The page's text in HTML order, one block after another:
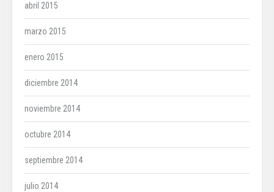
abril 2015
marzo 2015
enero 2015
diciembre 2014
noviembre 2014
octubre 2014
septiembre 2014
julio 2014